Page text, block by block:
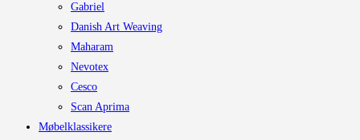
Gabriel
Danish Art Weaving
Maharam
Nevotex
Cesco
Scan Aprima
Møbelklassikere